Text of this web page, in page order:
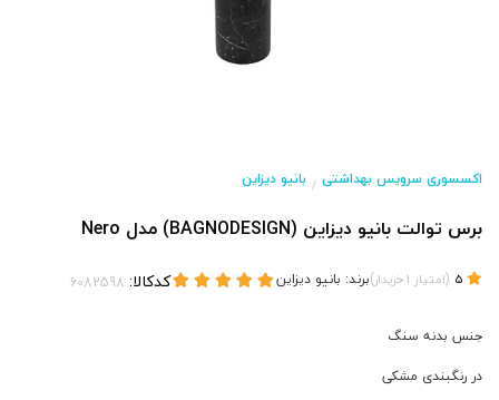
اکسسوری سرویس بهداشتی / بانیو دیزاین
برس توالت بانیو دیزاین (BAGNODESIGN) مدل Nero
(امتیاز 1خریدار)برند: بانیو دیزاین کدکالا:
جنس بدنه سنگ
در رنگبندی مشکی